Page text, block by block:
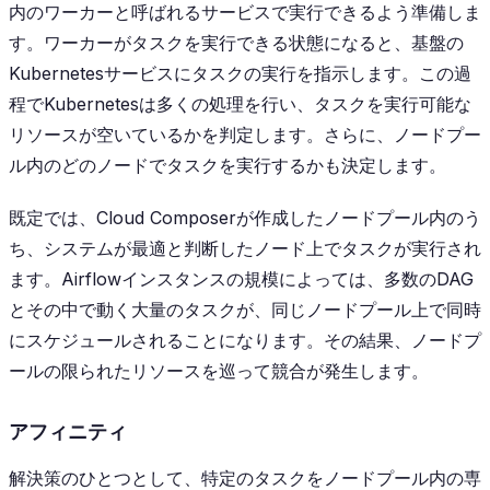
内のワーカーと呼ばれるサービスで実行できるよう準備しま
す。ワーカーがタスクを実行できる状態になると、基盤の
Kubernetesサービスにタスクの実行を指示します。この過
程でKubernetesは多くの処理を行い、タスクを実行可能な
リソースが空いているかを判定します。さらに、ノードプー
ル内のどのノードでタスクを実行するかも決定します。
既定では、Cloud Composerが作成したノードプール内のう
ち、システムが最適と判断したノード上でタスクが実行され
ます。Airflowインスタンスの規模によっては、多数のDAG
とその中で動く大量のタスクが、同じノードプール上で同時
にスケジュールされることになります。その結果、ノードプ
ールの限られたリソースを巡って競合が発生します。
アフィニティ
解決策のひとつとして、特定のタスクをノードプール内の専